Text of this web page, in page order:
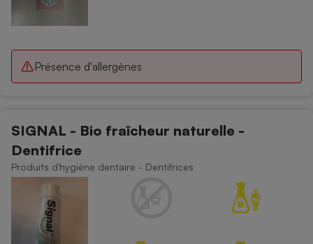
Présence d'allergènes
SIGNAL - Bio fraîcheur naturelle -
Dentifrice
Produits d'hygiène dentaire - Dentifrices